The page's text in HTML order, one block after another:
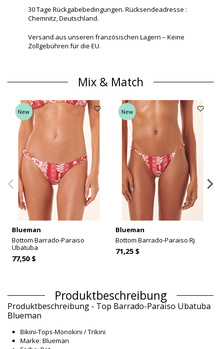
30 Tage Rückgabebedingungen. Rücksendeadresse :
Chemnitz, Deutschland.
Versand aus unseren französischen Lagern – Keine
Zollgebühren für die EU.
Mix & Match
New
Blueman
Bottom Barrado-Paraiso
Ubatuba
77,50 $
New
Blueman
Bottom Barrado-Paraiso Rj
71,25 $
Produktbeschreibung
Produktbeschreibung - Top Barrado-Paraiso Ubatuba
Blueman
Bikini-Tops-Monokini / Trikini
Marke: Blueman